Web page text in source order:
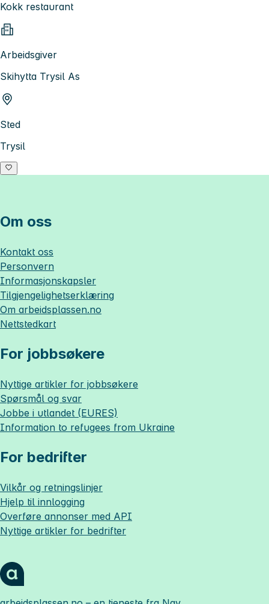
Kokk restaurant
Arbeidsgiver
Skihytta Trysil As
Sted
Trysil
Om oss
Kontakt oss
Personvern
Informasjonskapsler
Tilgjengelighetserklæring
Om arbeidsplassen.no
Nettstedkart
For jobbsøkere
Nyttige artikler for jobbsøkere
Spørsmål og svar
Jobbe i utlandet (EURES)
Information to refugees from Ukraine
For bedrifter
Vilkår og retningslinjer
Hjelp til innlogging
Overføre annonser med API
Nyttige artikler for bedrifter